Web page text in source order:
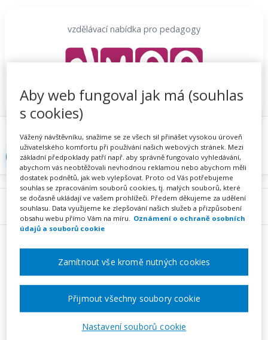
vzdělávací nabídka pro pedagogy
Proč se registrovat Hlídací sojka
Registrace
Přihlásit
Požadovaná akce nebyla nalezena.
Menu
Aby web fungoval jak má (souhlas
s cookies)
Vážený návštěvníku, snažíme se ze všech sil přinášet vysokou úroveň
uživatelského komfortu při používání našich webových stránek. Mezi
základní předpoklady patří např. aby správně fungovalo vyhledávání,
abychom vás neobtěžovali nevhodnou reklamou nebo abychom měli
dostatek podnětů, jak web vylepšovat. Proto od Vás potřebujeme
souhlas se zpracováním souborů cookies, tj. malých souborů, které
se dočasně ukládají ve vašem prohlížeči. Předem děkujeme za udělení
souhlasu. Data využijeme ke zlepšování našich služeb a přizpůsobení
obsahu webu přímo Vám na míru. Oznámení o ochraně osobních
údajů a souborů cookie
Nastavení souborů cookie
Zamítnout vše kromě nutných cookies
Přijmout všechny soubory cookie